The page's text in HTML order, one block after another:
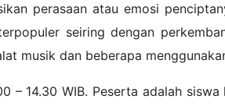
perasaan atau emosi
seiring dengan
musik dan beberapa
– 14.30 WIB. Peserta adalah